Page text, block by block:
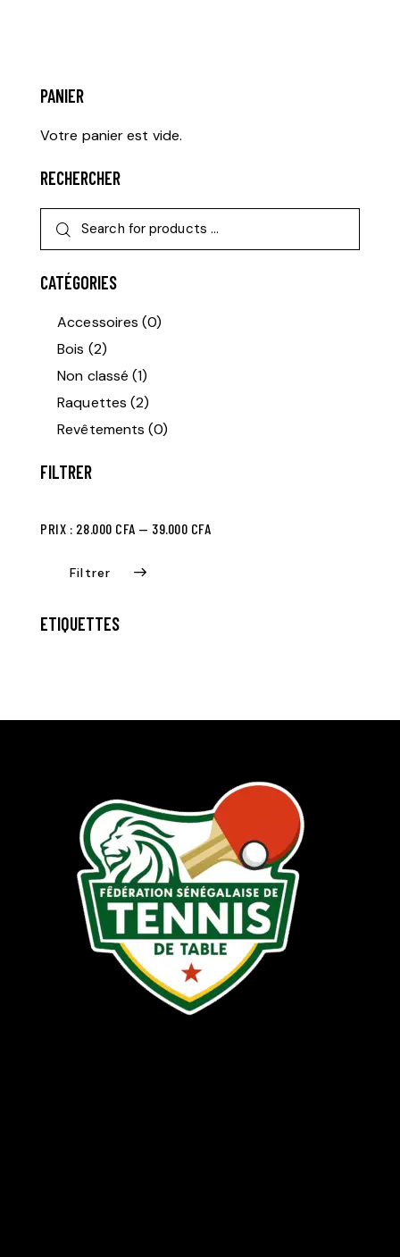
PANIER
Votre panier est vide.
RECHERCHER
CATÉGORIES
Accessoires (0)
Bois (2)
Non classé (1)
Raquettes (2)
Revêtements (0)
FILTRER
Filtrer
PRIX : 28.000 CFA — 39.000 CFA
ETIQUETTES